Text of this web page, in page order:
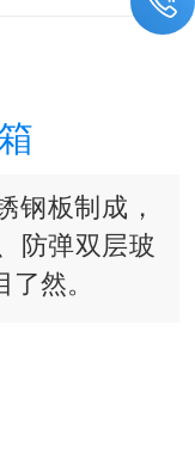
钢板制成，
防弹双层玻
然。
度。
里进行，所